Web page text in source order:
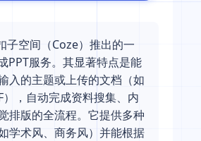
子空间（Coze）推出的一
PPT服务。其显著特点是能
入的主题或上传的文档（如
，自动完成资料搜集、内
排版的全流程。它提供多种
学术风、商务风）并能根据